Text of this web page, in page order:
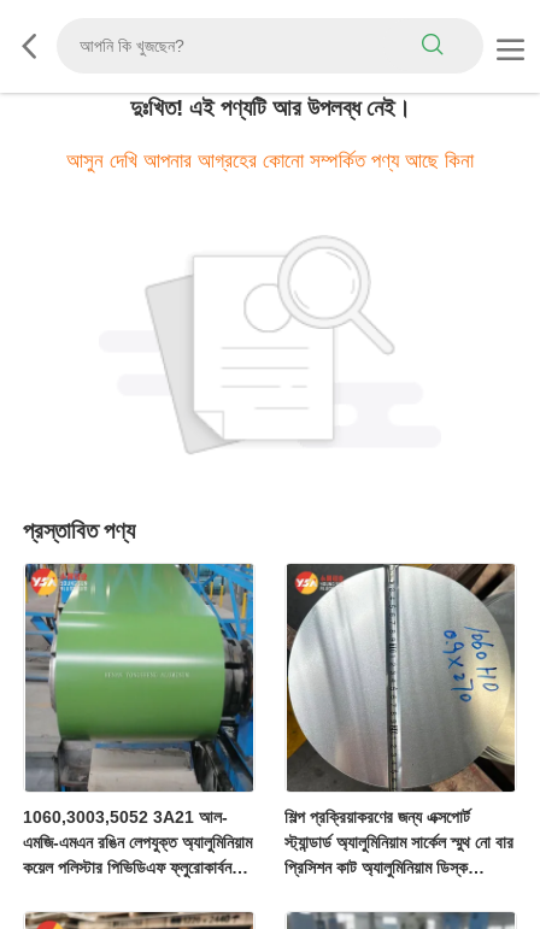
দুঃখিত! এই পণ্যটি আর উপলব্ধ নেই।
আসুন দেখি আপনার আগ্রহের কোনো সম্পর্কিত পণ্য আছে কিনা
প্রস্তাবিত পণ্য
1060,3003,5052 3A21 আল-
এমজি-এমএন রঙিন লেপযুক্ত অ্যালুমিনিয়াম
কয়েল পলিস্টার পিভিডিএফ ফ্লুরোকার্বন
25 বছরের ওয়ারেন্টি বিল্ডিং ফ্যাসিয়া পাইপ
শিল্প প্রক্রিয়াকরণের জন্য এক্সপোর্ট
স্ট্যান্ডার্ড অ্যালুমিনিয়াম সার্কেল স্মুথ নো বার
প্রিসিশন কাট অ্যালুমিনিয়াম ডিস্ক